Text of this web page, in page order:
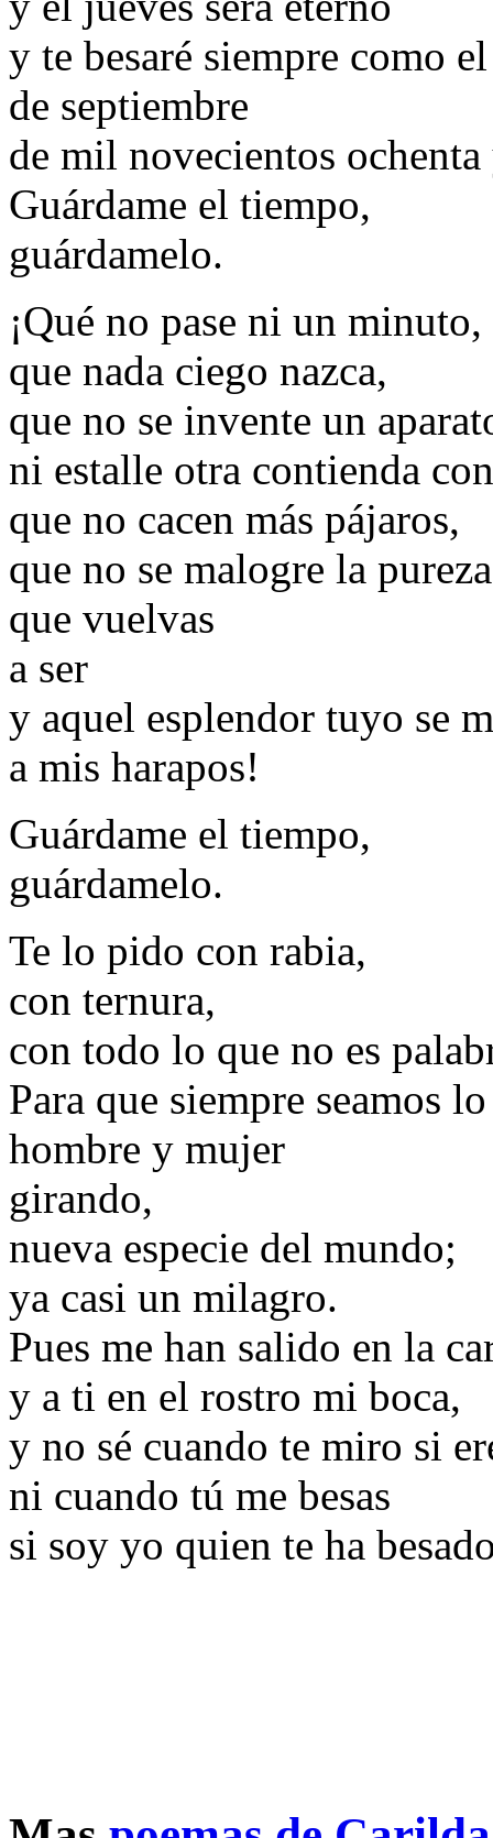
y te besaré siempre como
de septiembre
de mil novecientos
Guárdame el tiempo,
guárdamelo.
¡Qué no pase ni un minuto,
que nada ciego nazca,
que no se invente un
ni estalle otra contienda
que no cacen más pájaros,
que no se malogre la
que vuelvas
a ser
y aquel esplendor tuyo se
a mis harapos!
Guárdame el tiempo,
guárdamelo.
Te lo pido con rabia,
con ternura,
con todo lo que no es
Para que siempre seamos
hombre y mujer
girando,
nueva especie del mundo;
ya casi un milagro.
Pues me han salido en la
y a ti en el rostro mi boca,
y no sé cuando te miro si
ni cuando tú me besas
si soy yo quien te ha